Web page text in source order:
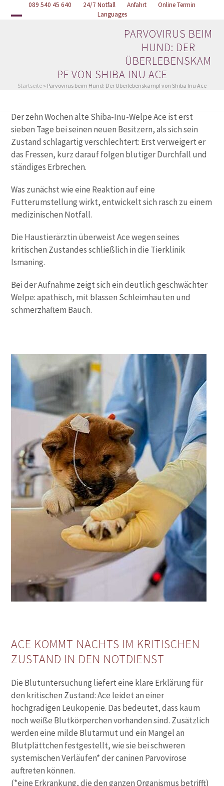
089 540 45 640 24/7 Notfall Anfahrt Online Termin
Languages
PARVOVIRUS BEIM
HUND: DER
ÜBERLEBENSKAM
PF VON SHIBA INU ACE
Startseite » Parvovirus beim Hund: Der Überlebenskampf von Shiba Inu Ace
Der zehn Wochen alte Shiba-Inu-Welpe Ace ist erst
sieben Tage bei seinen neuen Besitzern, als sich sein
Zustand schlagartig verschlechtert: Erst verweigert er
das Fressen, kurz darauf folgen blutiger Durchfall und
ständiges Erbrechen.
Was zunächst wie eine Reaktion auf eine
Futterumstellung wirkt, entwickelt sich rasch zu einem
medizinischen Notfall.
Die Haustierärztin überweist Ace wegen seines
kritischen Zustandes schließlich in die Tierklinik
Ismaning.
Bei der Aufnahme zeigt sich ein deutlich geschwächter
Welpe: apathisch, mit blassen Schleimhäuten und
schmerzhaftem Bauch.
ACE KOMMT NACHTS IM KRITISCHEN
ZUSTAND IN DEN NOTDIENST
Die Blutuntersuchung liefert eine klare Erklärung für
den kritischen Zustand: Ace leidet an einer
hochgradigen Leukopenie. Das bedeutet, dass kaum
noch weiße Blutkörperchen vorhanden sind. Zusätzlich
werden eine milde Blutarmut und ein Mangel an
Blutplättchen festgestellt, wie sie bei schweren
systemischen Verläufen* der caninen Parvovirose
auftreten können.
(*eine Erkrankung, die den ganzen Organismus betrifft)